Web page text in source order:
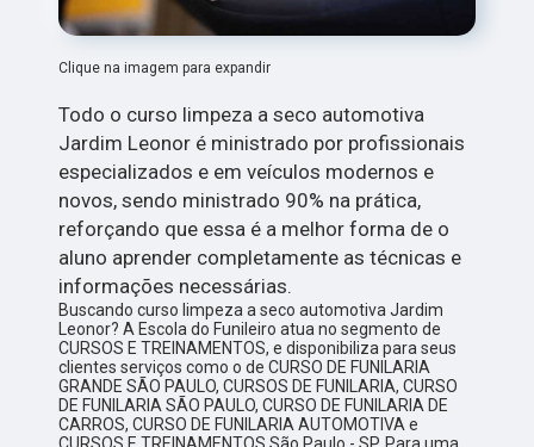
Clique na imagem para expandir
Todo o curso limpeza a seco automotiva
Jardim Leonor é ministrado por profissionais
especializados e em veículos modernos e
novos, sendo ministrado 90% na prática,
reforçando que essa é a melhor forma de o
aluno aprender completamente as técnicas e
informações necessárias.
Buscando curso limpeza a seco automotiva Jardim
Leonor? A Escola do Funileiro atua no segmento de
CURSOS E TREINAMENTOS, e disponibiliza para seus
clientes serviços como o de CURSO DE FUNILARIA
GRANDE SÃO PAULO, CURSOS DE FUNILARIA, CURSO
DE FUNILARIA SÃO PAULO, CURSO DE FUNILARIA DE
CARROS, CURSO DE FUNILARIA AUTOMOTIVA e